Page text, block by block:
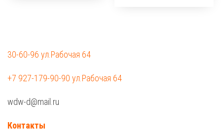
30-60-96 ул.Рабочая 64
+7 927-179-90-90 ул.Рабочая 64
wdw-d@mail.ru
Контакты